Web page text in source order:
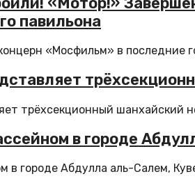
павильона
«Мосфильм» в последние
трёхсекционный шанхайский
в городе
в городе Абдулла аль-Салем,